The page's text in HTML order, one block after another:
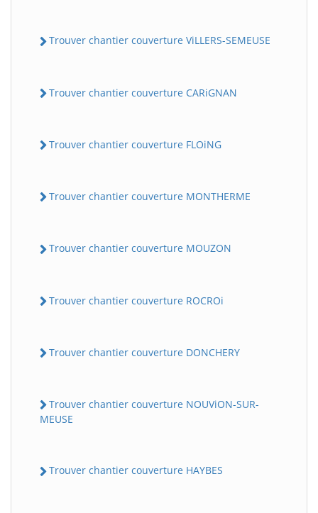
Trouver chantier couverture ViLLERS-SEMEUSE
Trouver chantier couverture CARiGNAN
Trouver chantier couverture FLOiNG
Trouver chantier couverture MONTHERME
Trouver chantier couverture MOUZON
Trouver chantier couverture ROCROi
Trouver chantier couverture DONCHERY
Trouver chantier couverture NOUViON-SUR-
MEUSE
Trouver chantier couverture HAYBES